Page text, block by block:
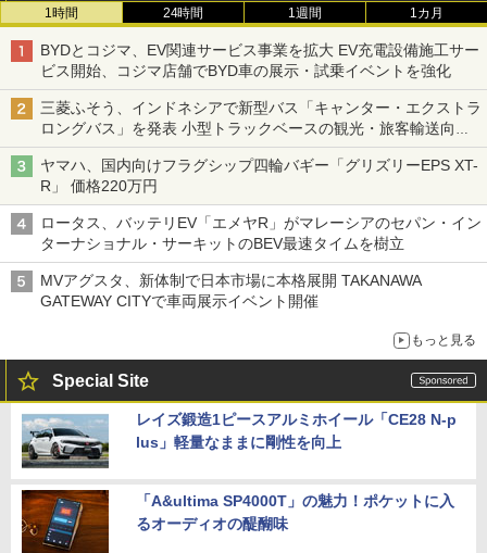
1時間 24時間 1週間 1カ月
BYDとコジマ、EV関連サービス事業を拡大 EV充電設備施工サー
ビス開始、コジマ店舗でBYD車の展示・試乗イベントを強化
三菱ふそう、インドネシアで新型バス「キャンター・エクストラ
ロングバス」を発表 小型トラックベースの観光・旅客輸送向け
バス
ヤマハ、国内向けフラグシップ四輪バギー「グリズリーEPS XT-
R」 価格220万円
ロータス、バッテリEV「エメヤR」がマレーシアのセパン・イン
ターナショナル・サーキットのBEV最速タイムを樹立
MVアグスタ、新体制で日本市場に本格展開 TAKANAWA
GATEWAY CITYで車両展示イベント開催
もっと見る
Special Site
レイズ鍛造1ピースアルミホイール「CE28 N-p
lus」軽量なままに剛性を向上
「A&ultima SP4000T」の魅力！ポケットに入
るオーディオの醍醐味